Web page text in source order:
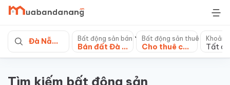
Skip
content
Đà Nẵng Bất động sản bán
Bán đất Đà Nẵng
Bất động sản thuê
Cho thuê căn hộ chung cư Tất cả
Tìm kiếm bất động sản